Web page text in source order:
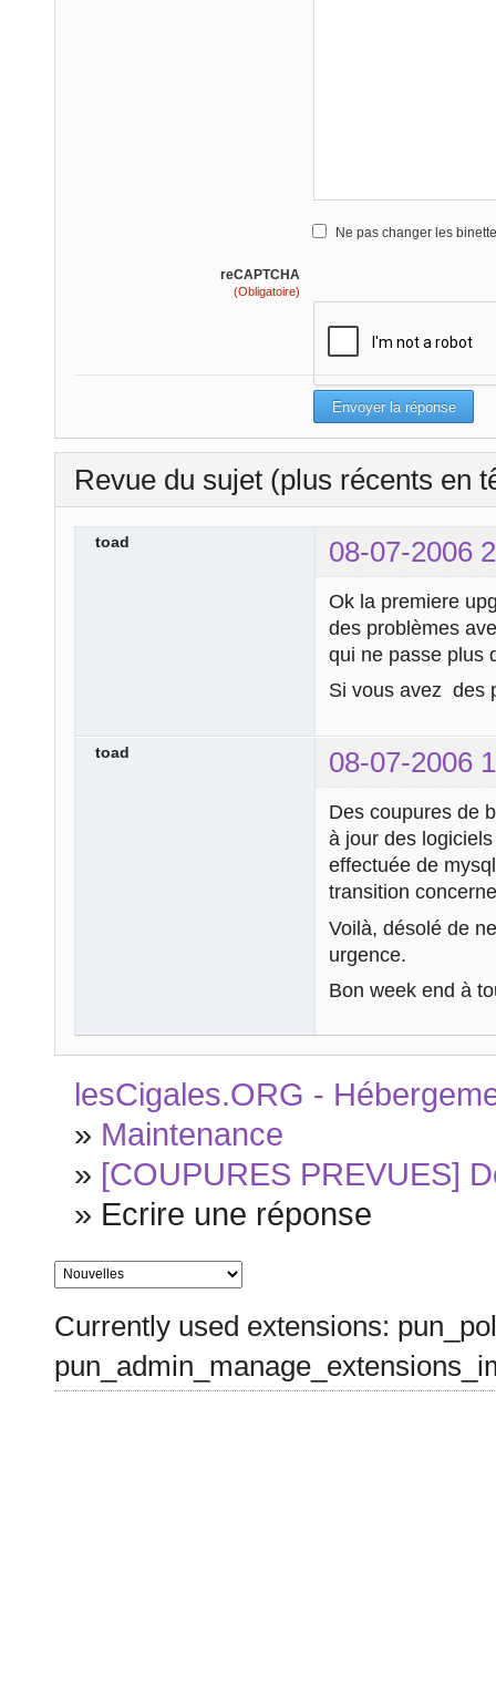
Ne pas changer les
reCAPTCHA
(Obligatoire)
Revue du sujet (plus récents en
toad 08-07-2006
Ok la premiere
des problèmes
qui ne passe plus
Si vous avez des
toad 08-07-2006
Des coupures de
à jour des
effectuée de
transition
Voilà, désolé de
urgence.
Bon week end à
lesCigales.ORG -
» Maintenance
» [COUPURES PREVUES]
» Ecrire une réponse
Currently used extensions: